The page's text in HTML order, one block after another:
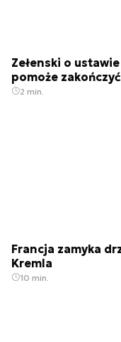
Zełenski o
pomoże
2 min.
Francja zamyka
Kremla
10 min.